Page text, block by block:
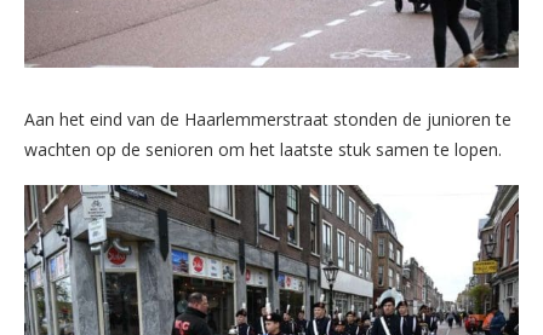
Aan het eind van de Haarlemmerstraat stonden de junioren te
wachten op de senioren om het laatste stuk samen te lopen.